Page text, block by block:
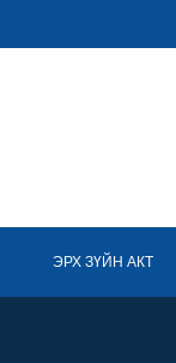
ЭРХ ЗҮЙН АКТ